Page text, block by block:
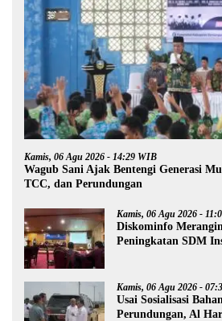
Kamis, 06 Agu 2026 - 14:29 WIB
Wagub Sani Ajak Bentengi Generasi
TCC, dan Perundungan
Kamis, 06 Agu 2026 -
Diskominfo
Peningkatan SDM
Kamis, 06 Agu 2026 -
Usai Sosialisasi
Perundungan, Al